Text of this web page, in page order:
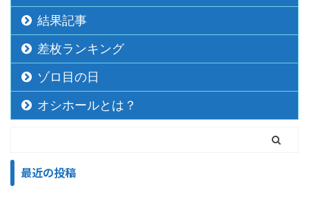
結果記事
差枚ランキング
ゾロ目の日
オシホールとは？
最近の投稿